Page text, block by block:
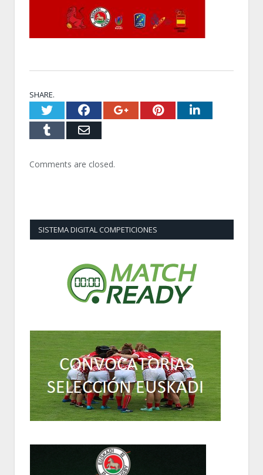
SHARE.
TwitterFacebookGoogle+Pinterest
TumblrEmail
Comments are closed.
SISTEMA DIGITAL COMPETICIONES